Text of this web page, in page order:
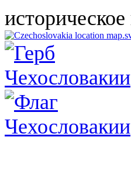
историческое